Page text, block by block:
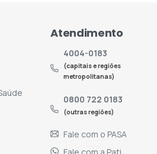
Atendimento
4004-0183
(capitais e regiões
metropolitanas)
0800 722 0183
(outras regiões)
Fale com o PASA
Fale com a Pati